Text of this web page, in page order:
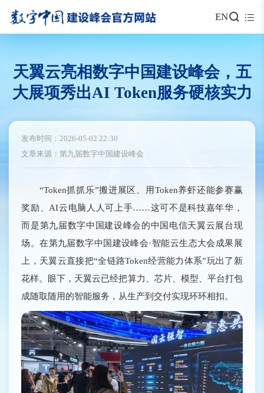
EN
天翼云亮相数字中国建设峰会，五
大展项秀出AI Token服务硬核实力
发布时间：2026-05-02 22:30
文章来源：第九届数字中国建设峰会
“Token抓抓乐”搬进展区、用Token养虾还能参赛赢
奖励、AI云电脑人人可上手……这可不是科技嘉年华，
而是第九届数字中国建设峰会的中国电信天翼云展台现
场。在第九届数字中国建设峰会·智能云生态大会成果展
上，天翼云直接把“全链路Token经营能力体系”玩出了新
花样。眼下，天翼云已经把算力、芯片、模型、平台打包
成随取随用的智能服务，从生产到交付实现环环相扣。